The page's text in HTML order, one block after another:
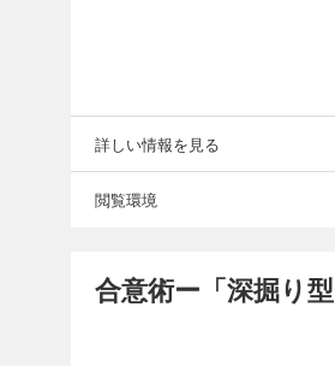
詳しい情報を見る
閲覧環境
合意術ー「深掘り